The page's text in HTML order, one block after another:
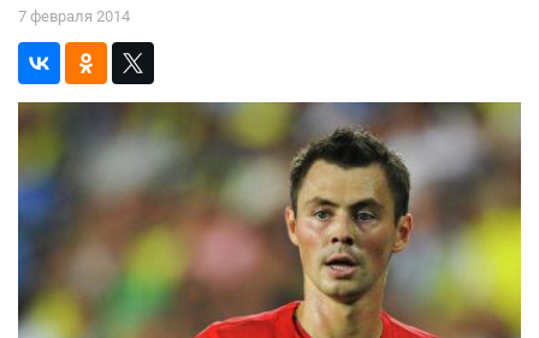
7 февраля 2014